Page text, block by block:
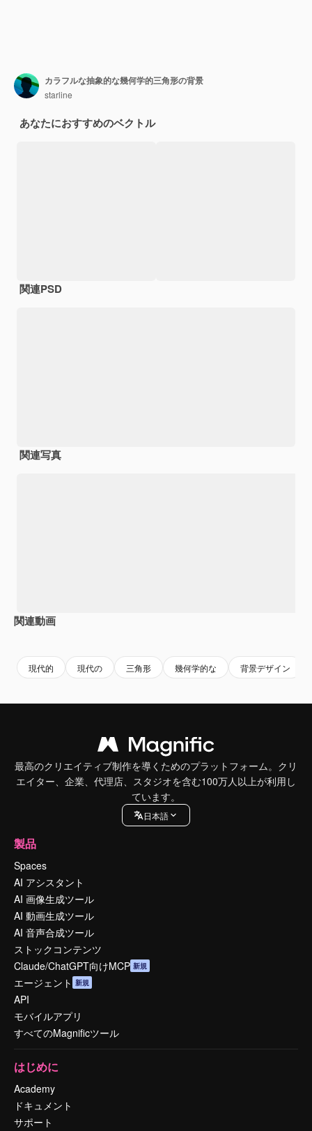
カラフルな抽象的な幾何学的三角形の背景
starline
あなたにおすすめのベクトル
関連PSD
関連写真
関連動画
現代的 現代の 三角形 幾何学的な 背景デザイン
最高のクリエイティブ制作を導くためのプラットフォーム。クリ
エイター、企業、代理店、スタジオを含む100万人以上が利用し
ています。
日本語
製品
Spaces
AI アシスタント
AI 画像生成ツール
AI 動画生成ツール
AI 音声合成ツール
ストックコンテンツ
Claude/ChatGPT向けMCP 新規
エージェント 新規
API
モバイルアプリ
すべてのMagnificツール
はじめに
Academy
ドキュメント
サポート